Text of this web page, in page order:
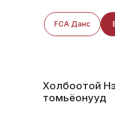
FCA Данс
Холбоотой
томьёонууд